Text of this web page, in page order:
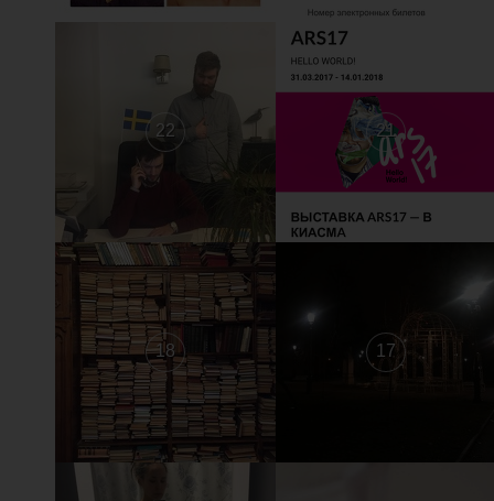
22 21
18 17